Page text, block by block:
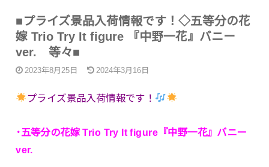
■プライズ景品入荷情報です！◇五等分の花
嫁 Trio Try It figure 『中野一花』バニー
ver. 等々■
2023年8月25日 2024年3月16日
プライズ景品入荷情報です！
･五等分の花嫁 Trio Try It figure『中野一花』バニー
ver.